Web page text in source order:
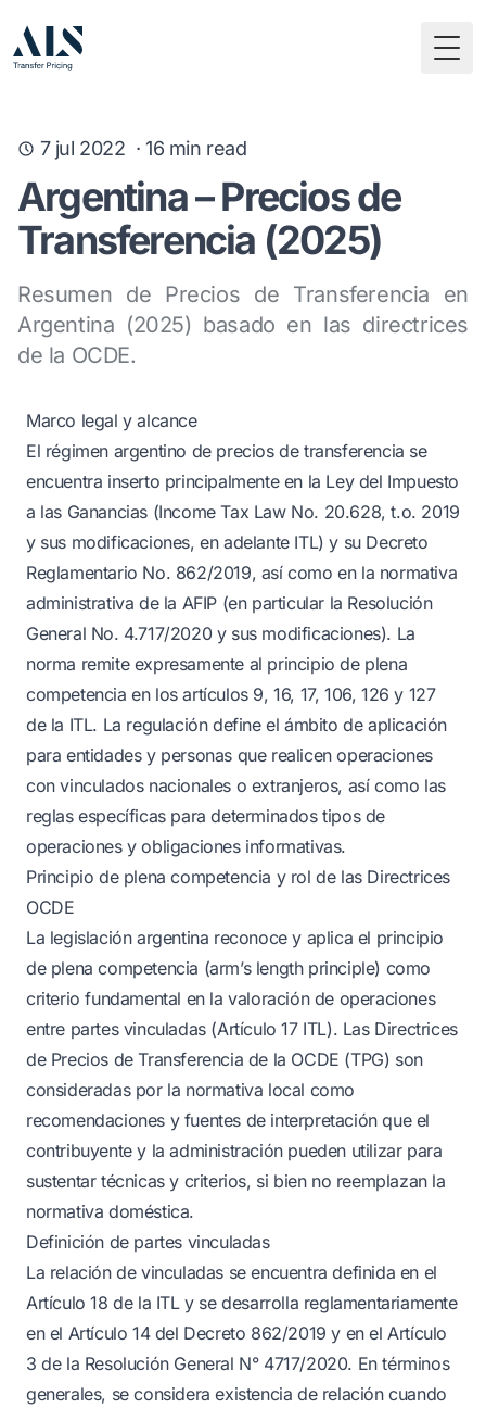
7 jul 2022 ·16 min read
Argentina – Precios de
Transferencia (2025)
Resumen de Precios de Transferencia en
Argentina (2025) basado en las directrices
de la OCDE.
Marco legal y alcance
El régimen argentino de precios de transferencia se
encuentra inserto principalmente en la Ley del Impuesto
a las Ganancias (Income Tax Law No. 20.628, t.o. 2019
y sus modificaciones, en adelante ITL) y su Decreto
Reglamentario No. 862/2019, así como en la normativa
administrativa de la AFIP (en particular la Resolución
General No. 4.717/2020 y sus modificaciones). La
norma remite expresamente al principio de plena
competencia en los artículos 9, 16, 17, 106, 126 y 127
de la ITL. La regulación define el ámbito de aplicación
para entidades y personas que realicen operaciones
con vinculados nacionales o extranjeros, así como las
reglas específicas para determinados tipos de
operaciones y obligaciones informativas.
Principio de plena competencia y rol de las Directrices
OCDE
La legislación argentina reconoce y aplica el principio
de plena competencia (arm’s length principle) como
criterio fundamental en la valoración de operaciones
entre partes vinculadas (Artículo 17 ITL). Las Directrices
de Precios de Transferencia de la OCDE (TPG) son
consideradas por la normativa local como
recomendaciones y fuentes de interpretación que el
contribuyente y la administración pueden utilizar para
sustentar técnicas y criterios, si bien no reemplazan la
normativa doméstica.
Definición de partes vinculadas
La relación de vinculadas se encuentra definida en el
Artículo 18 de la ITL y se desarrolla reglamentariamente
en el Artículo 14 del Decreto 862/2019 y en el Artículo
3 de la Resolución General N° 4717/2020. En términos
generales, se considera existencia de relación cuando